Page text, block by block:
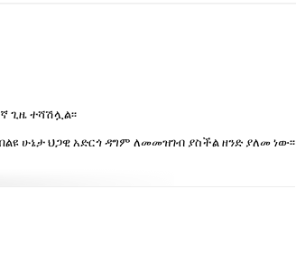
ተሻሽሏል፡፡
ሁኔታ ህጋዊ አድርጎ ዳግም ለመመዝገብ ያስችል ዘንድ ያለመ ነው፡፡